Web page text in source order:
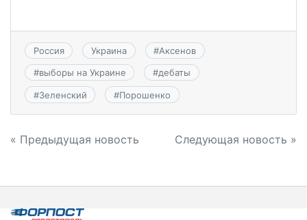
Россия Украина #Аксенов
#выборы на Украине #дебаты
#Зеленский #Порошенко
Навигация
записям
« Предыдущая новость Следующая новость »